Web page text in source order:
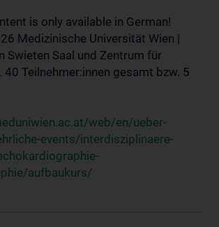
is only available in German!
Medizinische Universität Wien |
Swieten Saal und Zentrum für
40 Teilnehmer:innen gesamt bzw. 5
web/en/ueber-
events/interdisziplinaere-
aufbaukurs/